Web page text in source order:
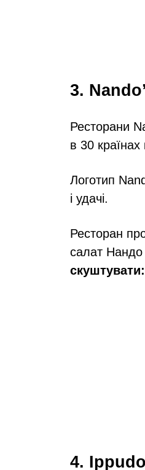
3.
Ресторани
в 30 країнах
Логотип
і удачі.
Ресторан
салат Нандо
скуштувати:
4.